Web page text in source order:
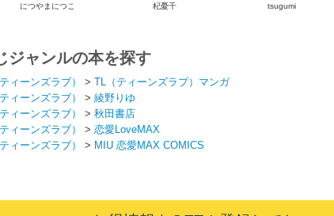
か。～腐れ縁同僚は甘い
につやまにつこ
て？ 無愛想なライバル同
杞憂千
結婚 愛さないと告げた冷
tsugumi
ジャンルの本を探す
ィーンズラブ） > TL（ティーンズラブ）マンガ
ィーンズラブ）
> 綾野りゆ
ィーンズラブ）
> 秋田書店
ィーンズラブ）
> 恋愛LoveMAX
ィーンズラブ）
> MIU 恋愛MAX COMICS